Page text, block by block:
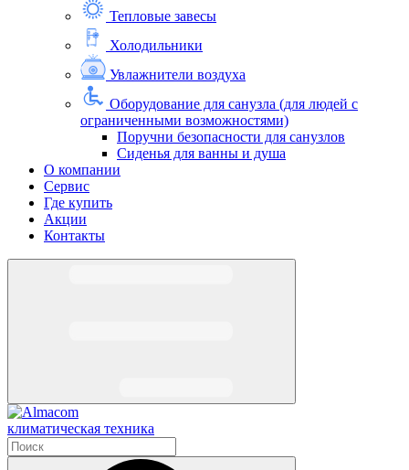
Тепловые завесы
Холодильники
Увлажнители воздуха
Оборудование для санузла (для людей с
ограниченными возможностями)
Поручни безопасности для санузлов
Сиденья для ванны и душа
О компании
Сервис
Где купить
Акции
Контакты
климатическая техника